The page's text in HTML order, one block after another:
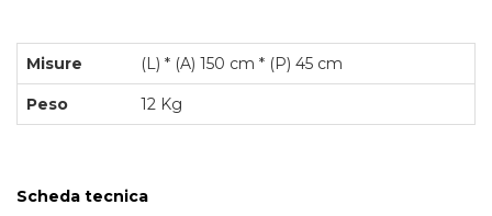
Misure (L) * (A) 150 cm * (P) 45 cm
Peso 12 Kg
Scheda tecnica